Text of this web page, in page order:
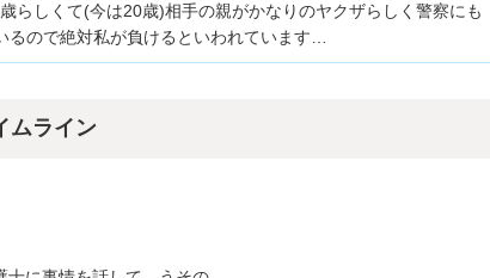
らしくて(今は20歳)相手の親がかなりのヤクザらしく警察にも
るので絶対私が負けるといわれています…
ムライン